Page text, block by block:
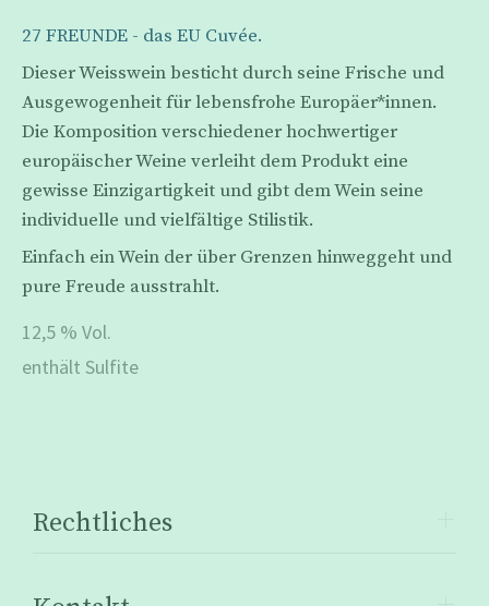
27 FREUNDE - das EU Cuvée.
Dieser Weisswein besticht durch seine Frische und
Ausgewogenheit für lebensfrohe Europäer*innen.
Die Komposition verschiedener hochwertiger
europäischer Weine verleiht dem Produkt eine
gewisse Einzigartigkeit und gibt dem Wein seine
individuelle und vielfältige Stilistik.
Einfach ein Wein der über Grenzen hinweggeht und
pure Freude ausstrahlt.
12,5 % Vol.
enthält Sulfite
Rechtliches